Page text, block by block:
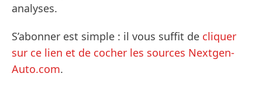
analyses.
S’abonner est simple : il vous suffit de cliquer
sur ce lien et de cocher les sources Nextgen-
Auto.com.